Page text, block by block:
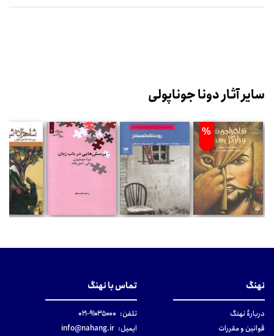
سایر آثار دونا جوناپولی
%
نهنگ
دربارهٔ نهنگ
قوانین و مقررات
تماس با نهنگ
تلفن: ۹۱۰۳۵۰۰۰-۰۲۱
ایمیل: info@nahang.ir